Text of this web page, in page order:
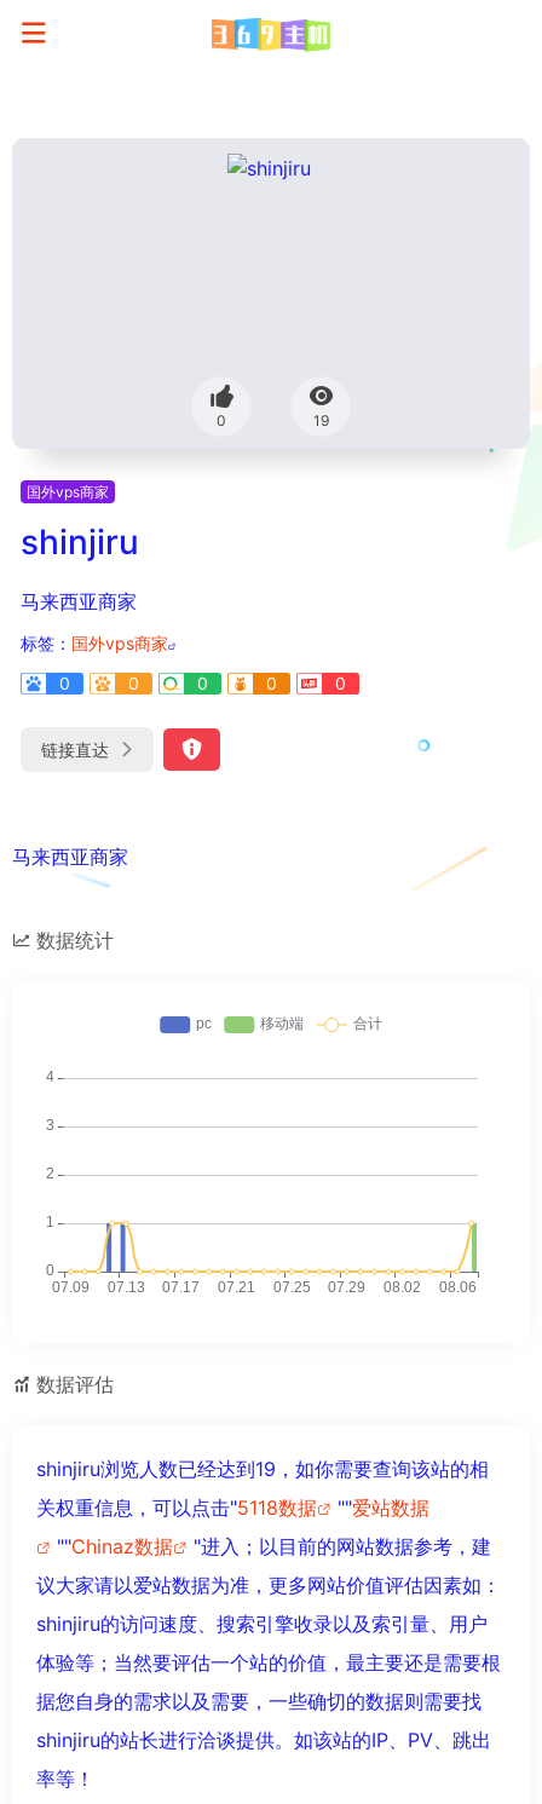
0 19
国外vps商家
shinjiru
马来西亚商家
标签： 国外vps商家
0
0 0 0 0
链接直达
马来西亚商家
数据统计
数据评估
shinjiru浏览人数已经达到19，如你需要查询该站的相
关权重信息，可以点击"5118数据 ""爱站数据
""Chinaz数据
"进入；以目前的网站数据参考，建
议大家请以爱站数据为准，更多网站价值评估因素如：
shinjiru的访问速度、搜索引擎收录以及索引量、用户
体验等；当然要评估一个站的价值，最主要还是需要根
据您自身的需求以及需要，一些确切的数据则需要找
shinjiru的站长进行洽谈提供。如该站的IP、PV、跳出
率等！